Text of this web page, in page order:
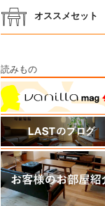
オススメセット
読みもの